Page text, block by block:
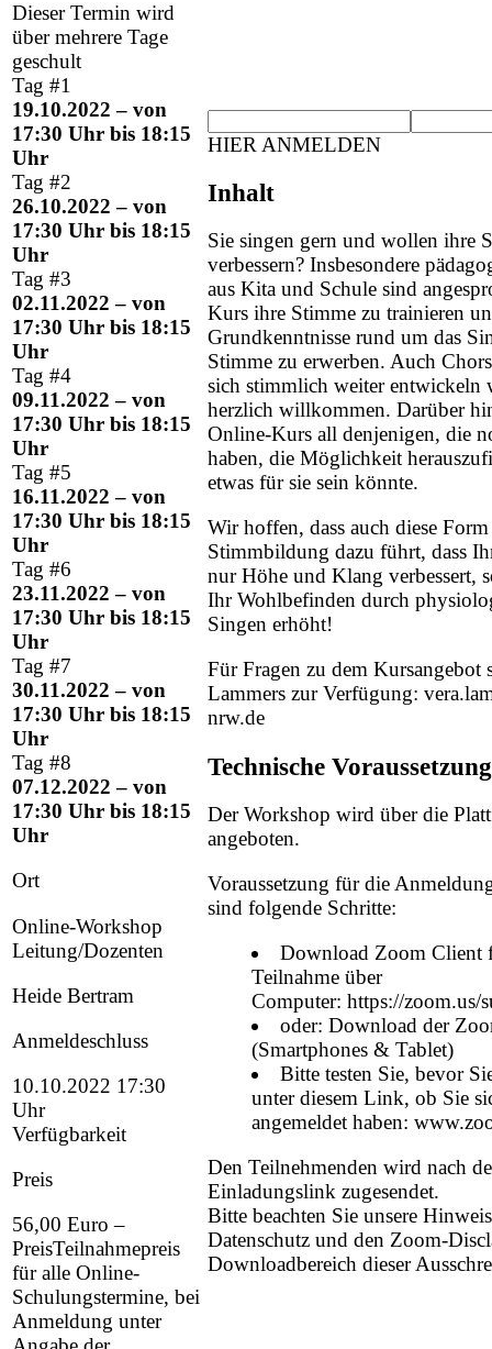
Dieser Termin wird
über mehrere Tage
geschult
Tag #1
19.10.2022 – von
17:30 Uhr bis 18:15
Uhr
Tag #2
26.10.2022 – von
17:30 Uhr bis 18:15
Uhr
Tag #3
02.11.2022 – von
17:30 Uhr bis 18:15
Uhr
Tag #4
09.11.2022 – von
17:30 Uhr bis 18:15
Uhr
Tag #5
16.11.2022 – von
17:30 Uhr bis 18:15
Uhr
Tag #6
23.11.2022 – von
17:30 Uhr bis 18:15
Uhr
Tag #7
30.11.2022 – von
17:30 Uhr bis 18:15
Uhr
Tag #8
07.12.2022 – von
17:30 Uhr bis 18:15
Uhr
Ort
Online-Workshop
Leitung/Dozenten
Heide Bertram
Anmeldeschluss
10.10.2022 17:30
Uhr
Verfügbarkeit
Preis
56,00 Euro –
PreisTeilnahmepreis
für alle Online-
Schulungstermine, bei
Anmeldung unter
HIER ANMELDEN
Inhalt
Sie singen gern und wollen ihre
verbessern? Insbesondere
aus Kita und Schule sind
Kurs ihre Stimme zu trainieren
Grundkenntnisse rund um das
Stimme zu erwerben. Auch
sich stimmlich weiter entwickeln
herzlich willkommen. Darüber
Online-Kurs all denjenigen, die
haben, die Möglichkeit
etwas für sie sein könnte.
Wir hoffen, dass auch diese
Stimmbildung dazu führt, dass
nur Höhe und Klang verbessert,
Ihr Wohlbefinden durch
Singen erhöht!
Für Fragen zu dem Kursangebot
Lammers zur Verfügung:
nrw.de
Technische
Der Workshop wird über die
angeboten.
Voraussetzung für die
sind folgende Schritte:
Download Zoom Client
Teilnahme über
Computer: https://zoom.us/
oder: Download der
(Smartphones & Tablet)
Bitte testen Sie, bevor
unter diesem Link, ob Sie
angemeldet haben:
Den Teilnehmenden wird nach
Einladungslink zugesendet.
Bitte beachten Sie unsere
Datenschutz und den Zoom-
Downloadbereich dieser